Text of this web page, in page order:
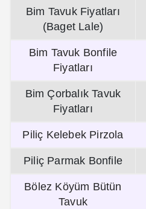
Bim Tavuk Fiyatları
(Baget Lale)
Bim Tavuk Bonfile
Fiyatları
Bim Çorbalık Tavuk
Fiyatları
Piliç Kelebek Pirzola
Piliç Parmak Bonfile
Bölez Köyüm Bütün
Tavuk